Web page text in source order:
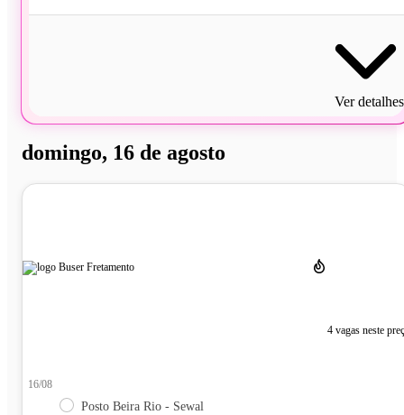
Ver detalhes
domingo, 16 de agosto
4 vagas neste
16/08
Posto Beira Rio - Sewal